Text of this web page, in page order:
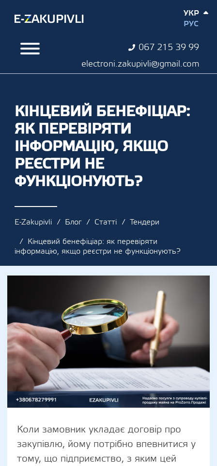
067 215 39 99
electroni.zakupivli@gmail.com
УКР
РУС
КІНЦЕВИЙ БЕНЕФІЦІАР:
ЯК ПЕРЕВІРЯТИ
ІНФОРМАЦІЮ, ЯКЩО
РЕЄСТРИ НЕ
ФУНКЦІОНУЮТЬ?
E-Zakupivli Блог Статті
Тендери
Кінцевий бенефіціар: як перевіряти
інформацію, якщо реєстри не функціонують?
Коли замовник укладає договір про
закупівлю, йому потрібно впевнитися у
тому, що підприємство, з яким цей